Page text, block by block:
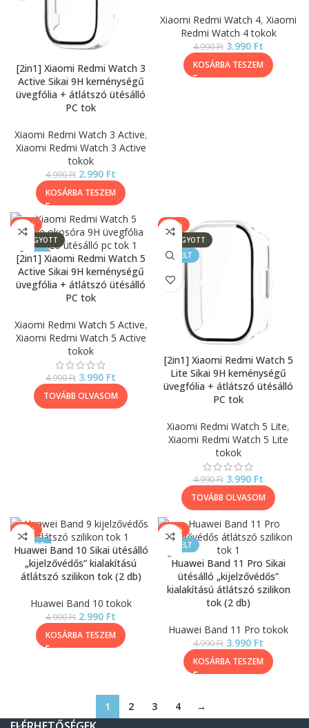
[2in1] Xiaomi Redmi Watch 3
Active Sikai 9H keménységű
üvegfólia + átlátszó ütésálló
PC tok
Xiaomi Redmi Watch 3 Active,
Xiaomi Redmi Watch 3 Active
tokok
4.990Ft 2.990 Ft
KOSÁRBA TESZEM
Xiaomi Redmi Watch 4, Xiaomi
Redmi Watch 4 tokok
4.990Ft 3.990 Ft
KOSÁRBA TESZEM
-20%
ELFOGYOTT
KIEMELT
[2in1] Xiaomi Redmi Watch 5
Active Sikai 9H keménységű
üvegfólia + átlátszó ütésálló
PC tok
Xiaomi Redmi Watch 5 Active,
Xiaomi Redmi Watch 5 Active
tokok
4.990Ft 3.990 Ft
TOVÁBB OLVASOM
-20%
ELFOGYOTT
KIEMELT
[2in1] Xiaomi Redmi Watch 5
Lite Sikai 9H keménységű
üvegfólia + átlátszó ütésálló
PC tok
Xiaomi Redmi Watch 5 Lite,
Xiaomi Redmi Watch 5 Lite
tokok
4.990Ft 3.990 Ft
TOVÁBB OLVASOM
-40%
KIEMELT
Huawei Band 10 Sikai ütésálló
„kijelzővédős” kialakítású
átlátszó szilikon tok (2 db)
Huawei Band 10 tokok
4.990Ft 2.990 Ft
KOSÁRBA TESZEM
-20%
KIEMELT
Huawei Band 11 Pro Sikai
ütésálló „kijelzővédős”
kialakítású átlátszó szilikon
tok (2 db)
Huawei Band 11 Pro tokok
4.990Ft 3.990 Ft
KOSÁRBA TESZEM
1 2 3 4 →